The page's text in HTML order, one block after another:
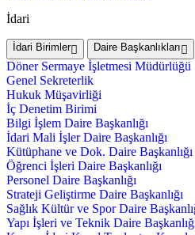
İdari
İdari Birimler Daire Başkanlıkları
Döner Sermaye İşletmesi Müdürlüğü
Genel Sekreterlik
Hukuk Müşavirliği
İç Denetim Birimi
Bilgi İşlem Daire Başkanlığı
İdari Mali İşler Daire Başkanlığı
Kütüphane ve Dok. Daire Başkanlığı
Öğrenci İşleri Daire Başkanlığı
Personel Daire Başkanlığı
Strateji Geliştirme Daire Başkanlığı
Sağlık Kültür ve Spor Daire
Yapı İşleri ve Teknik Daire